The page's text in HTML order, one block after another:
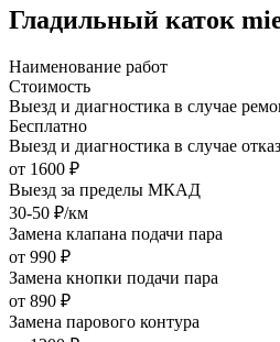
Гладильный каток
Наименование работ
Стоимость
Выезд и диагностика в случае
Бесплатно
Выезд и диагностика в случае
от 1600 ₽
Выезд за пределы МКАД
30-50 ₽/км
Замена клапана подачи пара
от 990 ₽
Замена кнопки подачи пара
от 890 ₽
Замена парового контура